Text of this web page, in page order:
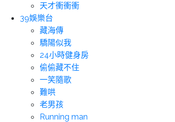
天才衝衝衝
39娛樂台
藏海傳
驕陽似我
24小時健身房
偷偷藏不住
一笑隨歌
難哄
老男孩
Running man